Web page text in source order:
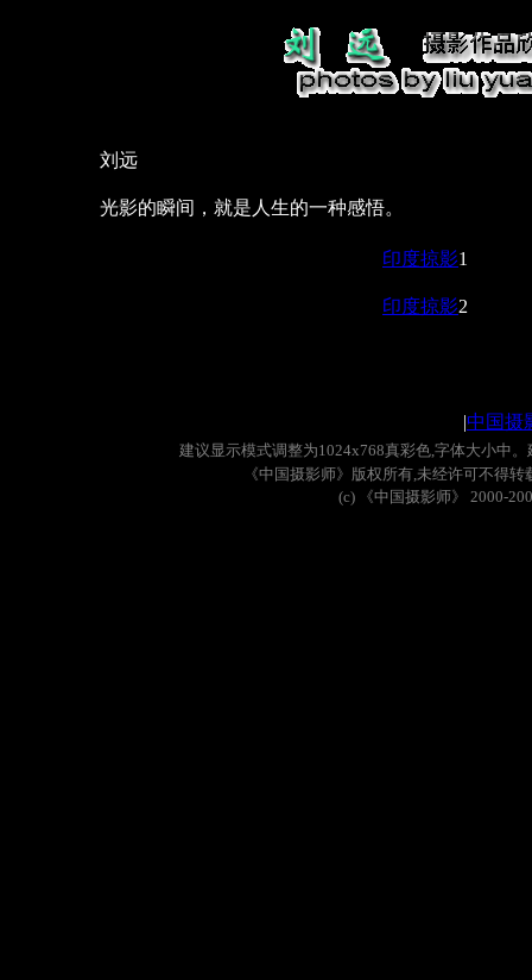
刘远
光影的瞬间，就是人生的一种感悟。
印度掠影1
印度掠影2
|中国摄
建议显示模式调整为1024x768真彩色,字体大小中。
《中国摄影师》版权所有,未经许可不得转
(c)
《中国摄影师》 2000-200